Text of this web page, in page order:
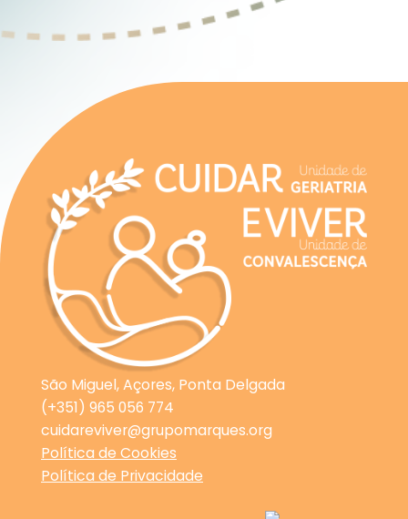
São Miguel, Açores, Ponta Delgada
(+351) 965 056 774
cuidareviver@grupomarques.org
Política de Cookies
Política de Privacidade